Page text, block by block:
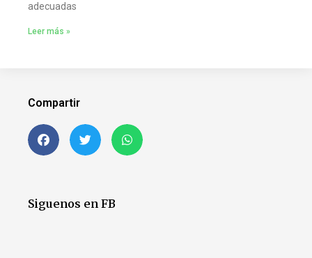
adecuadas
Leer más »
Compartir
Siguenos en FB